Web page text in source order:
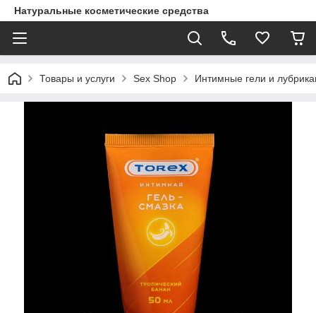
Натуральные косметические средства
Товары и услуги Sex Shop Интимные гели и